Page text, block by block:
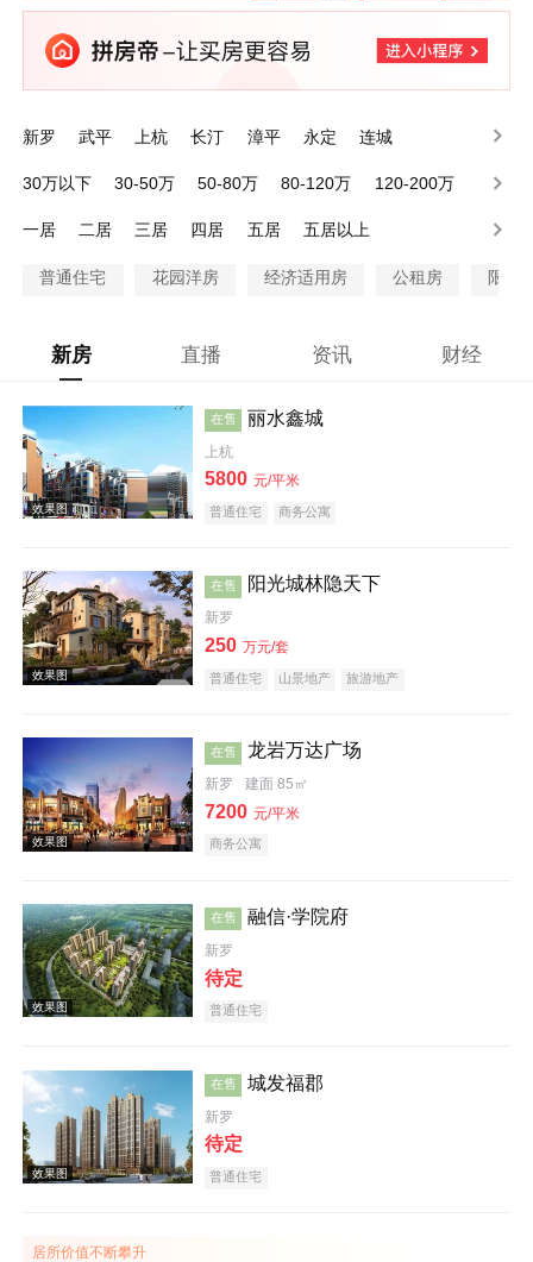
新罗 武平 上杭 长汀 漳平 永定 连城
30万以下 30-50万 50-80万 80-120万
120-200万
一居
二居 三居 四居 五居 五居以上
普通住宅 花园洋房 经济适用房 公租房 限价
新房 直播 资讯 财经
效果图
在售 丽水鑫城
上杭
5800 元/平米
普通住宅 商务公寓
效果图
在售 阳光城林隐天下
新罗
250 万元/套
普通住宅 山景地产 旅游地产
在售 龙岩万达广场
新罗 建面 85㎡
7200 元/平米
商务公寓
在售 融信·学院府
新罗
待定
普通住宅
在售 城发福郡
新罗
待定
普通住宅
居所价值不断攀升